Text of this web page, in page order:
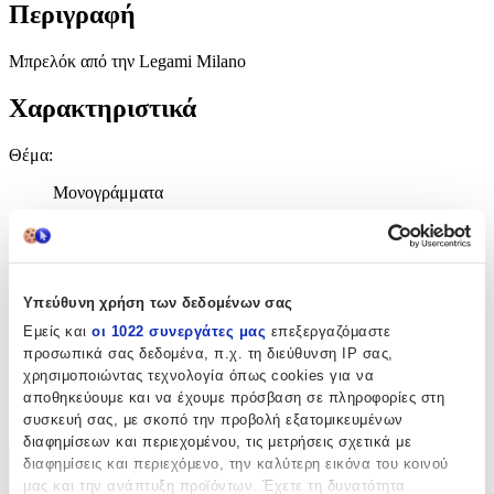
Υπεύθυνη χρήση των δεδομένων σας
Εμείς και οι 1022 συνεργάτες μας επεξεργαζόμαστε
προσωπικά σας δεδομένα, π.χ. τη διεύθυνση IP σας,
χρησιμοποιώντας τεχνολογία όπως cookies για να
αποθηκεύουμε και να έχουμε πρόσβαση σε πληροφορίες στη
συσκευή σας, με σκοπό την προβολή εξατομικευμένων
διαφημίσεων και περιεχομένου, τις μετρήσεις σχετικά με
διαφημίσεις και περιεχόμενο, την καλύτερη εικόνα του κοινού
μας και την ανάπτυξη προϊόντων. Έχετε τη δυνατότητα
Περιγραφή
Μπρελόκ από την Legami Milano
Χαρακτηριστικά
Θέμα:
Μονογράμματα
Τύπος
Μπρελόκ
Υλικό:
Δερμάτινο
Κατασκευαστής:
Legami Milano
Χαρακτηριστικά